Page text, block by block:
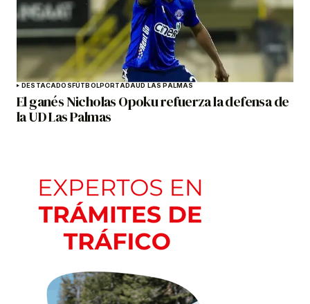
DESTACADOSFÚTBOLPORTADAUD LAS PALMAS
El ganés Nicholas Opoku refuerza la defensa de
la UD Las Palmas